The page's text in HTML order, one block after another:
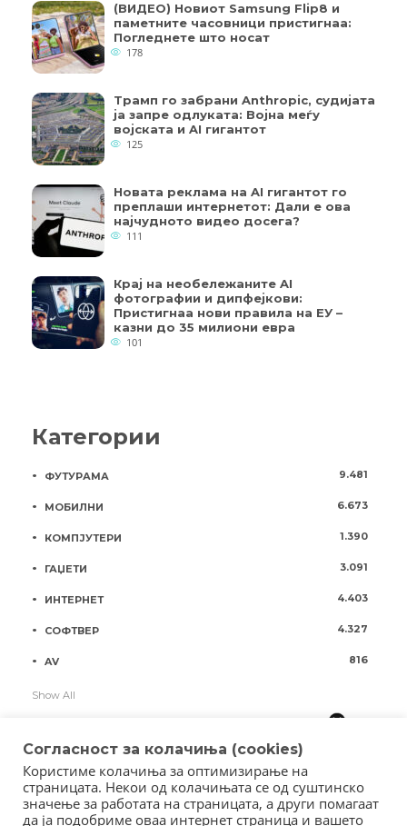
(ВИДЕО) Новиот Samsung Flip8 и
паметните часовници пристигнаа:
Погледнете што носат
178
Трамп го забрани Anthropic, судијата
ја запре одлуката: Војна меѓу
војската и AI гигантот
125
Новата реклама на AI гигантот го
преплаши интернетот: Дали е ова
најчудното видео досега?
111
Крај на необележаните AI
фотографии и дипфејкови:
Пристигнаа нови правила на ЕУ –
казни до 35 милиони евра
101
Категории
ФУТУРАМА 9.481
МОБИЛНИ 6.673
КОМПЈУТЕРИ 1.390
ГАЏЕТИ 3.091
ИНТЕРНЕТ 4.403
СОФТВЕР 4.327
AV 816
Show All
Согласност за колачиња (cookies)
Користиме колачиња за оптимизирање на
страницата. Некои од колачињата се од суштинско
значење за работата на страницата, а други помагаат
да ја подобриме оваа интернет страница и вашето